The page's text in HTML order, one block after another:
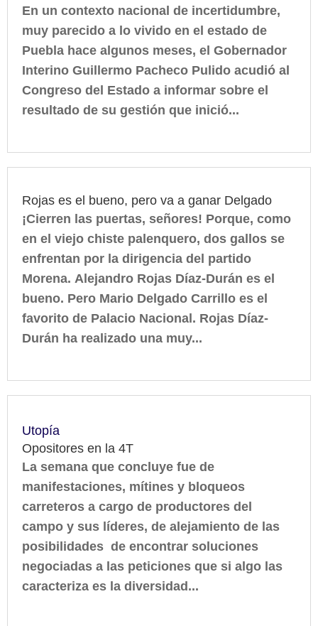
En un contexto nacional de incertidumbre,
muy parecido a lo vivido en el estado de
Puebla hace algunos meses, el Gobernador
Interino Guillermo Pacheco Pulido acudió al
Congreso del Estado a informar sobre el
resultado de su gestión que inició...
Rojas es el bueno, pero va a ganar Delgado
¡Cierren las puertas, señores! Porque, como
en el viejo chiste palenquero, dos gallos se
enfrentan por la dirigencia del partido
Morena. Alejandro Rojas Díaz-Durán es el
bueno. Pero Mario Delgado Carrillo es el
favorito de Palacio Nacional. Rojas Díaz-
Durán ha realizado una muy...
Utopía
Opositores en la 4T
La semana que concluye fue de
manifestaciones, mítines y bloqueos
carreteros a cargo de productores del
campo y sus líderes, de alejamiento de las
posibilidades de encontrar soluciones
negociadas a las peticiones que si algo las
caracteriza es la diversidad...